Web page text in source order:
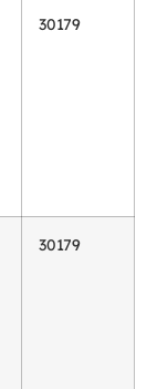
30179
30179